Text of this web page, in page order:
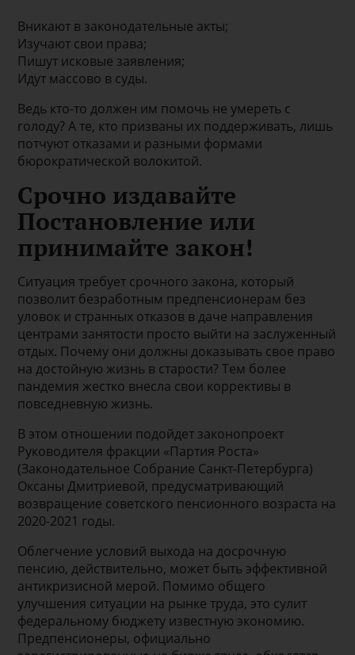
Вникают в законодательные акты;
Изучают свои права;
Пишут исковые заявления;
Идут массово в суды.
Ведь кто-то должен им помочь не умереть с
голоду? А те, кто призваны их поддерживать, лишь
потчуют отказами и разными формами
бюрократической волокитой.
Срочно издавайте
Постановление или
принимайте закон!
Ситуация требует срочного закона, который
позволит безработным предпенсионерам без
уловок и странных отказов в даче направления
центрами занятости просто выйти на заслуженный
отдых. Почему они должны доказывать свое право
на достойную жизнь в старости? Тем более
пандемия жестко внесла свои коррективы в
повседневную жизнь.
В этом отношении подойдет законопроект
Руководителя фракции «Партия Роста»
(Законодательное Собрание Санкт-Петербурга)
Оксаны Дмитриевой, предусматривающий
возвращение советского пенсионного возраста на
2020-2021 годы.
Облегчение условий выхода на досрочную
пенсию, действительно, может быть эффективной
антикризисной мерой. Помимо общего
улучшения ситуации на рынке труда, это сулит
федеральному бюджету известную экономию.
Предпенсионеры, официально